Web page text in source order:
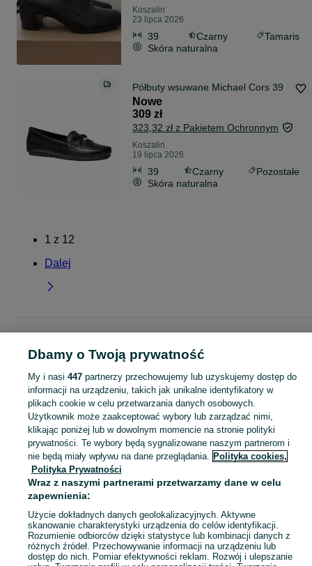
Koszalin
23 lipca 2026
39 Czarny
Tamaris
Skóra naturalna
Półbuty wsuwane Michael Cors 39
Nowe
309 zł
323,32 zł z Pakietem Ochronnym
Koszalin
19 lipca 2026
39 Czarny
Pozostałe
Skóra naturalna
1 z 12
Dalej
Półbuty - Koszalin
KATEGORIA
Szeroki wybór półbutów damskich Koszalin ▶️ skórzane, zamszowe, klasyczne i casualowe ✅ Nowe i używane w dobrych cenach ✌ Sprawdź oferty na OLX.pl! Zobacz
Mapa kategorii
Mapa miejscowości
Mapa ministron
Popularne wyszukiwania
Dbamy o Twoją prywatność
My i nasi 447partnerzy przechowujemy lub uzyskujemy dostęp do
informacji na urządzeniu, takich jak unikalne identyfikatory w
plikach cookie w celu przetwarzania danych osobowych.
Użytkownik może zaakceptować wybory lub zarządzać nimi,
klikając poniżej lub w dowolnym momencie na stronie polityki
prywatności. Te wybory będą sygnalizowane naszym partnerom i
nie będą miały wpływu na dane przeglądania. Polityka cookies,
Polityka Prywatności
Wraz z naszymi partnerami przetwarzamy dane w celu
zapewnienia:
Użycie dokładnych danych geolokalizacyjnych. Aktywne
skanowanie charakterystyki urządzenia do celów identyfikacji.
Rozumienie odbiorców dzięki statystyce lub kombinacji danych z
różnych źródeł. Przechowywanie informacji na urządzeniu lub
dostęp do nich. Pomiar efektywności reklam. Rozwój i ulepszanie